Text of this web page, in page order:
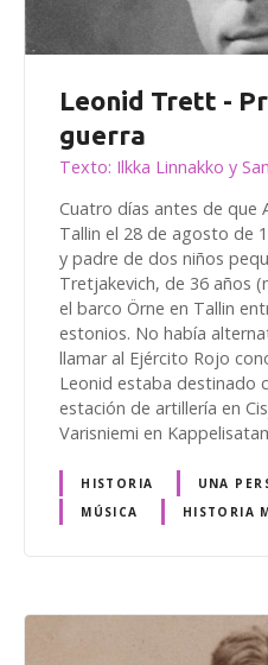
Leonid Trett -
guerra
Texto: Ilkka Linnakko y
Cuatro días antes de que
Tallin el 28 de agosto de
y padre de dos niños
Tretjakevich, de 36 años
el barco Örne en Tallin
estonios. No había
llamar al Ejército Rojo
Leonid estaba destinado
estación de artillería en
Varisniemi en
HISTORIA
UNA
MÚSICA
HISTORIA